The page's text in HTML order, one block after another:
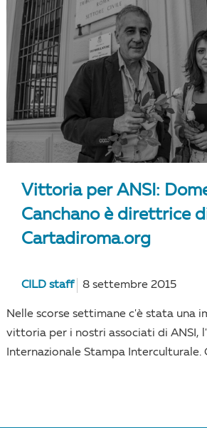
Vittoria per ANSI:
Canchano è direttrice
Cartadiroma.org
CILD staff 8 settembre 2015
Nelle scorse settimane c'è stata una
vittoria per i nostri associati di ANSI,
Internazionale Stampa Interculturale.